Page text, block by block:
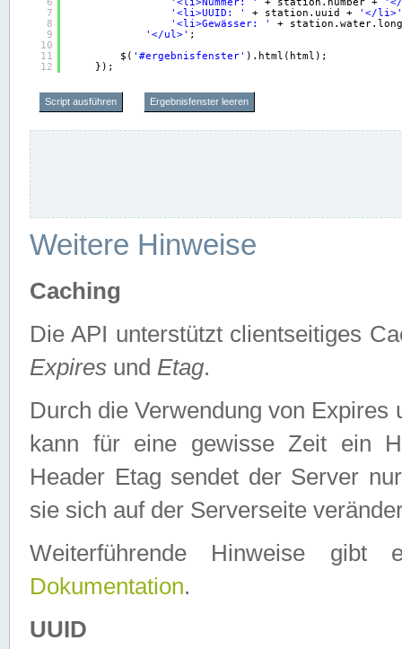
7
8
9
10
11
12
'<li>UUID: '
+ station.uuid +
'</li>'
'<li>Gewässer: '
+
'</ul>' ;
$( '#ergebnisfenster' ).html(html);
});
Script ausführen Ergebnisfenster leeren
Weitere Hinweise
Caching
Die API unterstützt clientseitiges
Expires und Etag.
Durch die Verwendung von
kann für eine gewisse Zeit ein
Header Etag sendet der Server
sie sich auf der Serverseite
Weiterführende Hinweise
Dokumentation.
UUID